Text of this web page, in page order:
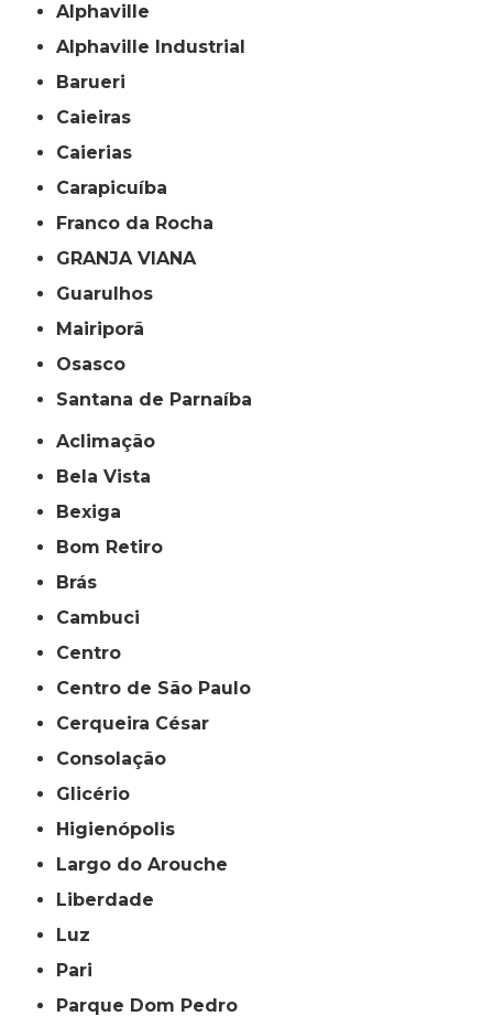
Alphaville
Alphaville Industrial
Barueri
Caieiras
Caierias
Carapicuíba
Franco da Rocha
GRANJA VIANA
Guarulhos
Mairiporã
Osasco
Santana de Parnaíba
Aclimação
Bela Vista
Bexiga
Bom Retiro
Brás
Cambuci
Centro
Centro de São Paulo
Cerqueira César
Consolação
Glicério
Higienópolis
Largo do Arouche
Liberdade
Luz
Pari
Parque Dom Pedro